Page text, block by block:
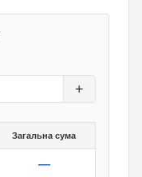
+
Загальна сума
—